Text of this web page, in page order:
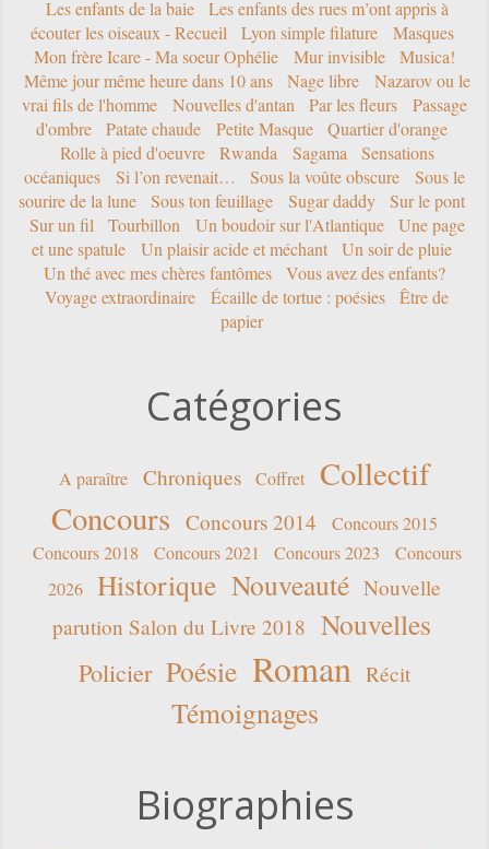
Les enfants de la baie
Les enfants des rues m’ont appris à
écouter les oiseaux - Recueil
Lyon simple filature
Masques
Mon frère Icare - Ma soeur Ophélie
Mur invisible
Musica!
Même jour même heure dans 10 ans
Nage libre
Nazarov ou le
vrai fils de l'homme
Nouvelles d'antan Par les fleurs
Passage
d'ombre
Patate chaude Petite Masque
Quartier d'orange
Rolle à pied d'oeuvre
Rwanda Sagama
Sensations
océaniques
Si l’on revenait… Sous la voûte obscure
Sous le
sourire de la lune
Sous ton feuillage Sugar daddy
Sur le pont
Sur un fil
Tourbillon Un boudoir sur l'Atlantique
Une page
et une spatule
Un plaisir acide et méchant
Un soir de pluie
Un thé avec mes chères fantômes
Vous avez des enfants?
Voyage extraordinaire
Écaille de tortue : poésies
Être de
papier
Catégories
A paraître Chroniques Coffret
Collectif
Concours Concours 2014
Concours 2015
Concours 2018
Concours 2021 Concours 2023
Concours
2026
Historique Nouveauté Nouvelle
parution Salon du Livre 2018 Nouvelles
Policier Poésie Roman Récit
Témoignages
Biographies